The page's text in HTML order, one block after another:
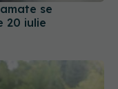
se
20 iulie